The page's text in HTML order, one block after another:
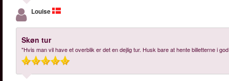
Louise
Skøn tur
"Hvis man vil have et overblik er det en dejlig tur. Husk bare at hente billetterne i